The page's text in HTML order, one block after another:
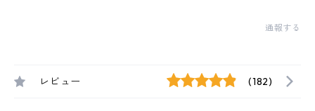
通報する
レビュー (182)